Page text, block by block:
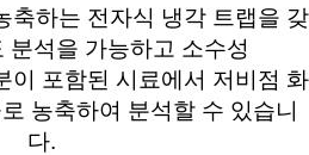
축하는 전자식 냉각 트랩을 갖
분석을 가능하고 소수성
이 포함된 시료에서 저비점 화
농축하여 분석할 수 있습니
다.